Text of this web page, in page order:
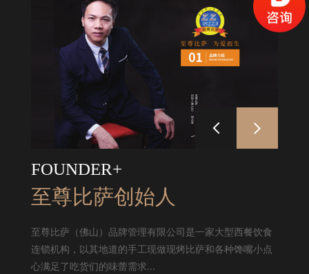
FOUNDER+
至尊比萨创始人
至尊比萨（佛山）品牌管理有限公司是一家大型西餐饮食
连锁机构，以其地道的手工现做现烤比萨和各种馋嘴小点
心满足了吃货们的味蕾需求...